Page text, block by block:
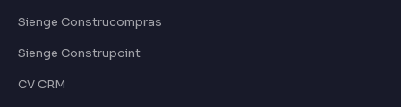
Sienge Construcompras
Sienge Construpoint
CV CRM